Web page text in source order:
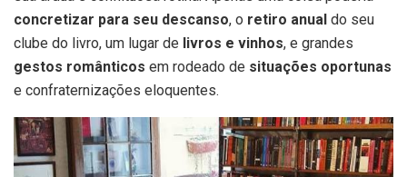
concretizar para seu descanso, o retiro anual do seu
clube do livro, um lugar de livros e vinhos, e grandes
gestos românticos em rodeado de situações oportunas
e confraternizações eloquentes.